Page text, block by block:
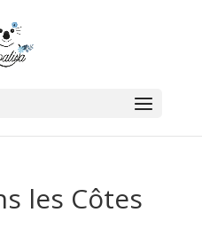
les Côtes